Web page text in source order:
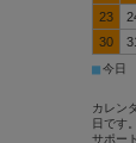
23
30
■今日
カレン
日です。
サポー